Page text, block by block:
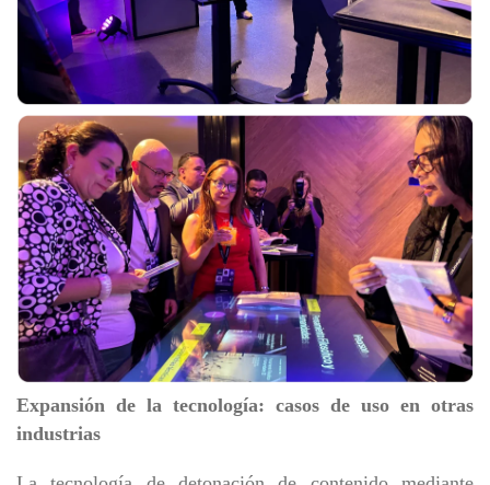
Expansión de la tecnología: casos de uso en otras
industrias